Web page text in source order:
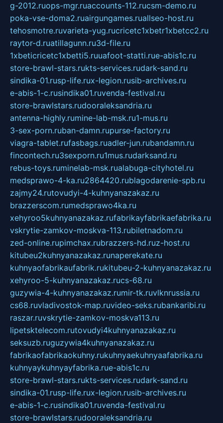
g-2012.ruops-mgr.ruaccounts-112.rucsm-demo.ru
poka-vse-doma2.ruairgungames.ruallseo-host.ru
tehosmotre.ruvarieta-yug.rucricetc1xbetr1xbetcc2.ru
raytor-d.ruatillagunn.ru3d-file.ru
1xbeticricetc1xbetti5.ruuafoot-statti.rue-abis1c.ru
store-brawl-stars.rukts-services.rudark-sand.ru
sindika-01.rusp-life.rux-legion.rusib-archives.ru
e-abis-1-c.rusindika01.ruvenda-festival.ru
store-brawlstars.rudooraleksandria.ru
antenna-highly.rumine-lab-msk.ru1-mus.ru
3-sex-porn.ruban-damn.rupurse-factory.ru
viagra-tablet.rufasbags.ruadler-jun.rubandamn.ru
fincontech.ru3sexporn.ru1mus.rudarksand.ru
rebus-toys.ruminelab-msk.rualabuga-cityhotel.ru
medsprawo-4-ka.ru2864420.rublagodarenie-spb.ru
zajmy24.rutovudyi-4-kuhnyanazakaz.ru
brazzerscom.rumedsprawo4ka.ru
xehyroo5kuhnyanazakaz.rufabrikayfabrikaefabrika.ru
vskrytie-zamkov-moskva-113.rubiletnadom.ru
zed-online.rupimchax.rubrazzers-hd.ruz-host.ru
kitubeu2kuhnyanazakaz.runaperekate.ru
kuhnyaofabrikaufabrik.rukitubeu-2-kuhnyanazakaz.ru
xehyroo-5-kuhnyanazakaz.rucs-68.ru
guzywia-4-kuhnyanazakaz.rumir-tk.ruvlknrussia.ru
cs68.ruvladivostok-map.ruvideo-seks.rubankaribi.ru
raszar.ruvskrytie-zamkov-moskva113.ru
lipetsktelecom.rutovudyi4kuhnyanazakaz.ru
seksuzb.ruguzywia4kuhnyanazakaz.ru
fabrikaofabrikaokuhny.rukuhnyaekuhnyaafabrika.ru
kuhnyaykuhnyayfabrika.rue-abis1c.ru
store-brawl-stars.rukts-services.rudark-sand.ru
sindika-01.rusp-life.rux-legion.rusib-archives.ru
e-abis-1-c.rusindika01.ruvenda-festival.ru
store-brawlstars.rudooraleksandria.ru